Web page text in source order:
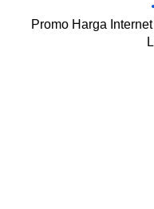
Promo Harga